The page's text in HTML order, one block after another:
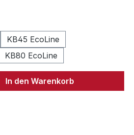
KB45 EcoLine
KB80 EcoLine
gewünschten Wert
In den Warenkorb